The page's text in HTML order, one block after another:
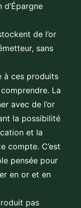
d’Épargne
de l’or
sans
à ces produits
La
avec de l’or
la possibilité
et la
compte. C’est
pensée pour
en or et en
pas